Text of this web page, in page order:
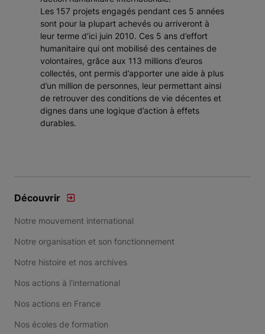
Les 157 projets engagés pendant ces 5 années
sont pour la plupart achevés ou arriveront à
leur terme d’ici juin 2010. Ces 5 ans d’effort
humanitaire qui ont mobilisé des centaines de
volontaires, grâce aux 113 millions d’euros
collectés, ont permis d’apporter une aide à plus
d’un million de personnes, leur permettant ainsi
de retrouver des conditions de vie décentes et
dignes dans une logique d’action à effets
durables.
Découvrir
Notre mouvement international
Notre organisation et son fonctionnement
Notre histoire et nos archives
Nos actions à l'international
Nos actions en France
Nos écoles de formation